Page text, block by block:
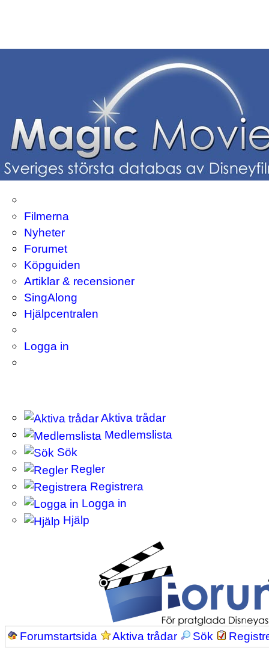
Filmerna
Nyheter
Forumet
Köpguiden
Artiklar & recensioner
SingAlong
Hjälpcentralen
Logga in
Aktiva trådar
Medlemslista
Sök
Regler
Registrera
Logga in
Hjälp
Forumstartsida Aktiva trådar Sök